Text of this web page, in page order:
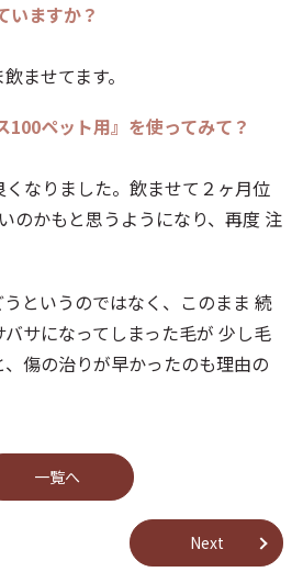
いますか？
ませてます。
100ペット用』を使ってみて？
なりました。飲ませて２ヶ月位
のかもと思うようになり、再度 注
というのではなく、このまま 続
サになってしまった毛が 少し毛
傷の治りが早かったのも理由の
⼀覧へ
Next